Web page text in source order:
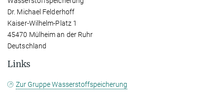
Dr. Michael Felderhoff
Kaiser-Wilhelm-Platz 1
45470 Mülheim an der Ruhr
Deutschland
Links
Zur Gruppe Wasserstoffspeicherung